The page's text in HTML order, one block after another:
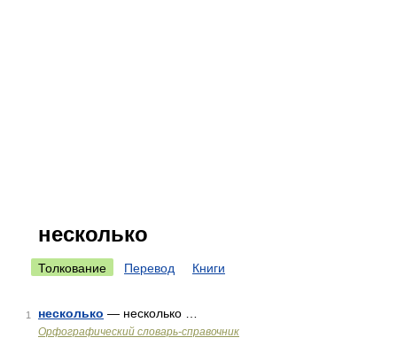
несколько
Толкование Перевод Книги
1 несколько — несколько …
Орфографический словарь-справочник